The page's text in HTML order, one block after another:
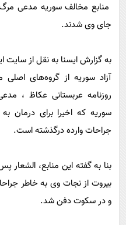
مجله
خواندنیمنابع مخالف سوریه مدعی
جای وی شدند.
به گزارش ایسنا به نقل از سایت
آزاد سوریه از گروه‌های اصلی
روزنامه عربستانی عکاظ ،
سوریه که اخیرا برای درمان
جراحات وارده درگذشته است.
بنا به گفته این منابع، الشعار
بیروت از نجات وی به خاطر
و در سکوت دفن شد.